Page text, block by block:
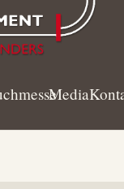
Media